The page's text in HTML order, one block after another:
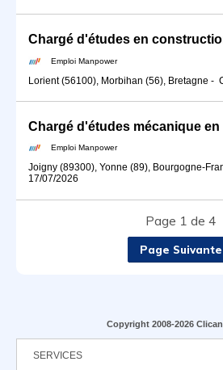
Emploi Manpower
Lorient (56100), Morbihan (56), Bretagne -
Chargé d'études mécanique en
Emploi Manpower
Joigny (89300), Yonne (89), Bourgogne-
17/07/2026
Page 1 de 4
Page Suivante
Copyright 2008-2026
SERVICES